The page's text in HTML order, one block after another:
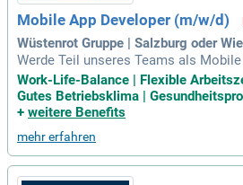
Mobile App Developer (m/w/d)
Wüstenrot Gruppe | Salzburg oder
Werde Teil unseres Teams als
d)! Arbeite flexibel in Salzburg, Wien
use. Die Wüstenrot Technology
n IT-Arbeitgebern in Salzburg.
Work-Life-Balance | Flexible
Gutes Betriebsklima |
+ weitere Benefits
mehr erfahren